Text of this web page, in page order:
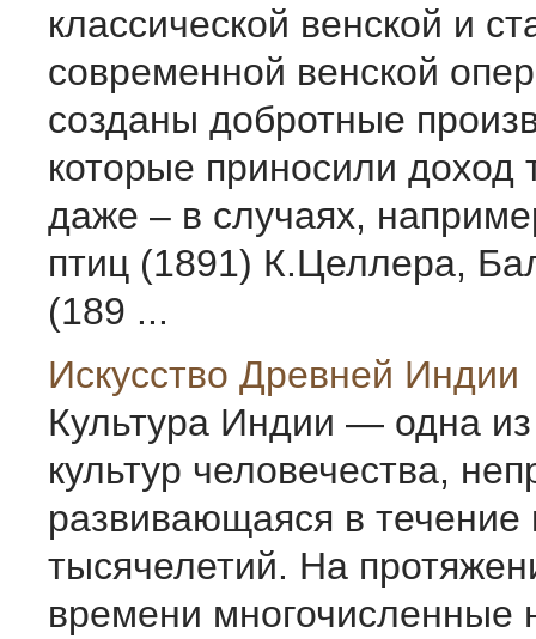
классической венской и
современной венской
созданы добротные
которые приносили доход
даже – в случаях,
птиц (1891) К.Целлера,
(189 ...
Искусство Древней Индии
Культура Индии — одна
культур человечества,
развивающаяся в течение
тысячелетий. На
времени многочисленные